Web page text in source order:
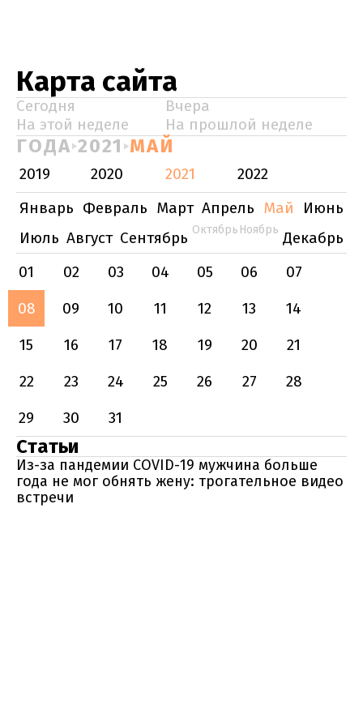
Карта сайта
Сегодня
Вчера
На этой неделе
На прошлой неделе
ГОДА 2021 МАЙ
2019 2020 2021
2022
Январь Февраль Март Апрель Май
Июнь
Июль Август Сентябрь Октябрь Ноябрь Декабрь
01
02 03 04 05 06
07
08
09 10 11 12 13
14
15
16 17 18 19 20
21
22
23 24 25 26 27
28
29
30 31
Статьи
Из-за пандемии COVID-19 мужчина больше
года не мог обнять жену: трогательное видео
встречи